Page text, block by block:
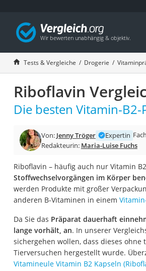
Tests & Vergleiche Drogerie
Riboflavin
Die besten Vitamin-
Von: Jenny Tröger Expertin
Redakteurin: Maria-Luise Fuchs
Riboflavin – häufig auch nur Vitamin
Stoffwechselvorgängen im Körper
werden Produkte mit großer
anderen B-Vitaminen in einem
Da Sie das Präparat dauerhaft
lange vorhält, an. In unserer
sichergehen wollen, dass dieses
Tierversuchen hergestellt wurde.
Vitamineule Vitamin B2 Kapseln